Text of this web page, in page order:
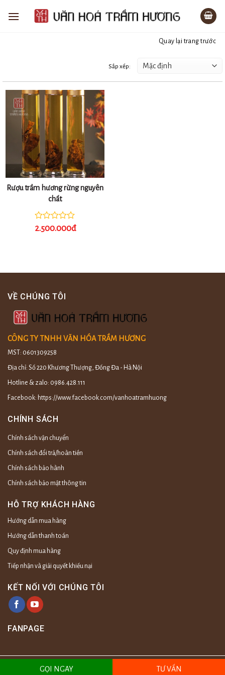
qua
Quay lại trang trước
Rượu trầm hương rừng nguyên
chất
Được
2.500.000đ
VỀ CHÚNG TÔI
CÔNG TY TNHH VĂN HÓA TRẦM HƯƠNG
MST: 0601309258
Địa chỉ: Số 220 Khương Thượng, Đống Đa - Hà Nội
Hotline & zalo: 0986.428.111
Facebook: https://www.facebook.com/vanhoatramhuong
CHÍNH SÁCH
Chính sách vận chuyển
Chính sách đổi trả/hoàn tiền
Chính sách bảo hành
Chính sách bảo mật thông tin
HỖ TRỢ KHÁCH HÀNG
Hướng dẫn mua hàng
Hướng dẫn thanh toán
Quy định mua hàng
Tiếp nhận và giải quyết khiếu nại
KẾT NỐI VỚI CHÚNG TÔI
FANPAGE
Copyright©2023 - vanhoatramhuong.com
GỌI NGAY TƯ VẤN